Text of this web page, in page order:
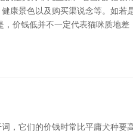
康景色以及购买渠说念等。如
价钱低并不一定代表猫咪质地差
它们的价钱时常比平庸犬种